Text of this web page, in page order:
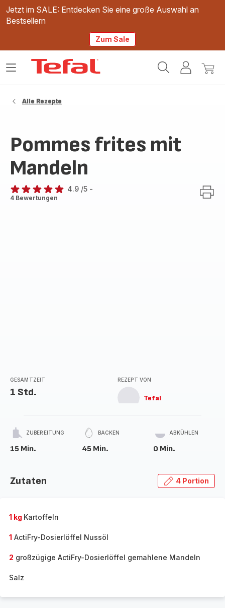
Jetzt im SALE: Entdecken Sie eine große Auswahl an
Bestsellern
Zum Sale
Mein
Mein
Das
Alle Rezepte
Pommes frites mit
Mandeln
ratings.4.9
4.9 /5 -
4 Bewertungen
GESAMTZEIT
1 Std.
REZEPT VON
Tefal
ZUBEREITUNG
15 Min.
BACKEN
45 Min.
ABKÜHLEN
0 Min.
Zutaten 4 Portion
1 kg Kartoffeln
1 ActiFry-Dosierlöffel Nussöl
2 großzügige ActiFry-Dosierlöffel gemahlene Mandeln
Salz